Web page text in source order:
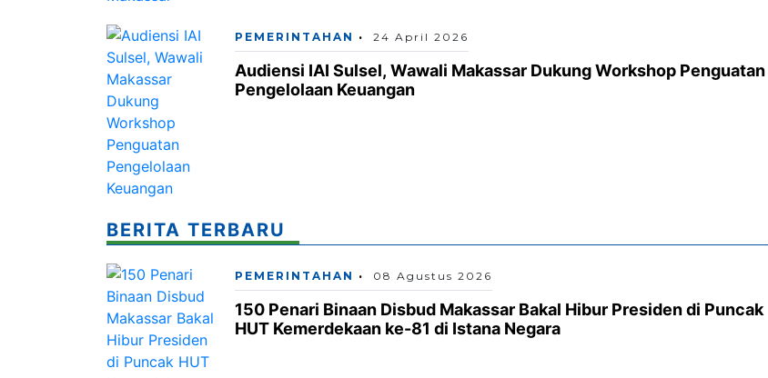
PEMERINTAHAN 24 April 2026
Audiensi IAI Sulsel, Wawali Makassar Dukung Workshop Penguatan
Pengelolaan Keuangan
BERITA TERBARU
PEMERINTAHAN 08 Agustus 2026
150 Penari Binaan Disbud Makassar Bakal Hibur Presiden di Puncak
HUT Kemerdekaan ke-81 di Istana Negara